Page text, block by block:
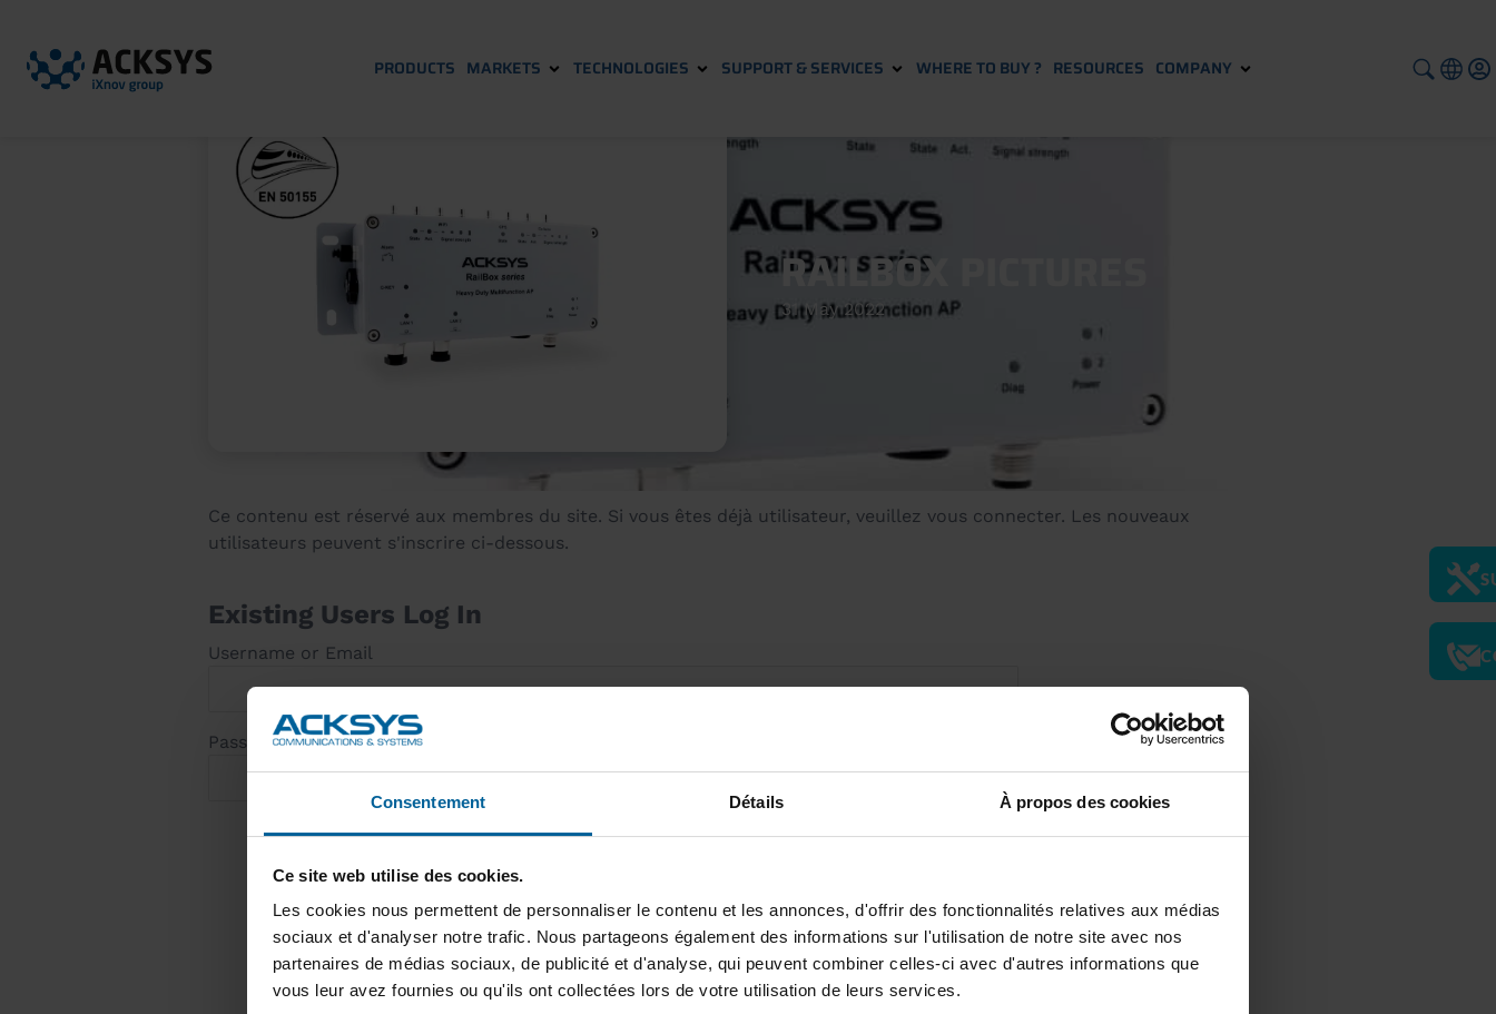
Consentement Détails À propos des cookies
Ce site web utilise des cookies.
Les cookies nous permettent de personnaliser le contenu et les annonces, d'offrir des fonctionnalités relatives aux médias
sociaux et d'analyser notre trafic. Nous partageons également des informations sur l'utilisation de notre site avec nos
partenaires de médias sociaux, de publicité et d'analyse, qui peuvent combiner celles-ci avec d'autres informations que
vous leur avez fournies ou qu'ils ont collectées lors de votre utilisation de leurs services.
PRODUCTS MARKETS TECHNOLOGIES SUPPORT & SERVICES WHERE TO BUY ? RESOURCES COMPANY
RAILBOX PICTURES
31 May 2022
Ce contenu est réservé aux membres du site. Si vous êtes déjà utilisateur, veuillez vous connecter. Les nouveaux
utilisateurs peuvent s'inscrire ci-dessous.
Existing Users Log In
Username or Email
Password
Forgot password?Click here to reset
New User?Click here to register